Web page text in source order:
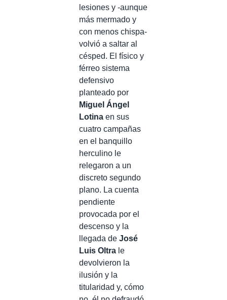
lesiones y -aunque
más mermado y
con menos chispa-
volvió a saltar al
césped. El físico y
férreo sistema
defensivo
planteado por
Miguel Ángel
Lotina en sus
cuatro campañas
en el banquillo
herculino le
relegaron a un
discreto segundo
plano. La cuenta
pendiente
provocada por el
descenso y la
llegada de José
Luis Oltra le
devolvieron la
ilusión y la
titularidad y, cómo